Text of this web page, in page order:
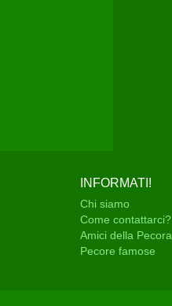
INFORMATI!
Chi siamo
Come contattarci?
Amici della Pecora
Pecore famose